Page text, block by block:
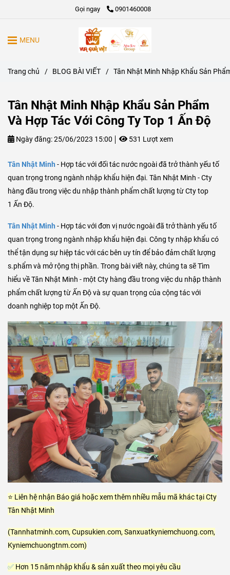
Gọi ngay 0901460008
MENU
Trang chủ / BLOG BÀI VIẾT / Tân Nhật Minh Nhập Khẩu Sản
Tân Nhật Minh Nhập Khẩu Sản Phẩm
Và Hợp Tác Với Công Ty Top 1 Ấn Độ
Ngày đăng:25/06/2023 15:00 531 Lượt xem
Tân Nhật Minh - Hợp tác với đối tác nước ngoài đã trở thành yếu tố
quan trọng trong ngành nhập khẩu hiện đại. Tân Nhật Minh - Cty
hàng đầu trong việc du nhập thành phẩm chất lượng từ Cty top
1 Ấn Độ.
Tân Nhật Minh - Hợp tác với đơn vị nước ngoài đã trở thành yếu tố
quan trọng trong ngành nhập khẩu hiện đại. Công ty nhập khẩu có
thể tận dụng sự hiệp tác với các bên uy tín để bảo đảm chất lượng
s.phẩm và mở rộng thị phần. Trong bài viết này, chúng ta sẽ Tìm
hiểu về Tân Nhật Minh - một Cty hàng đầu trong việc du nhập thành
phẩm chất lượng từ Ấn Độ và sự quan trọng của cộng tác với
doanh nghiệp top một Ấn Độ.
⭐ Liên hệ nhận Báo giá hoặc xem thêm nhiều mẫu mã khác tại Cty
Tân Nhật Minh
(Tannhatminh.com, Cupsukien.com, Sanxuatkyniemchuong.com,
Kyniemchuongtnm.com)
✅ Hơn 15 năm nhập khẩu & sản xuất theo mọi yêu cầu